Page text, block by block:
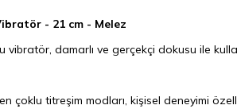
- 21 cm - Melez
damarlı ve gerçekçi dokusu ile
çoklu titreşim modları, kişisel deneyimi